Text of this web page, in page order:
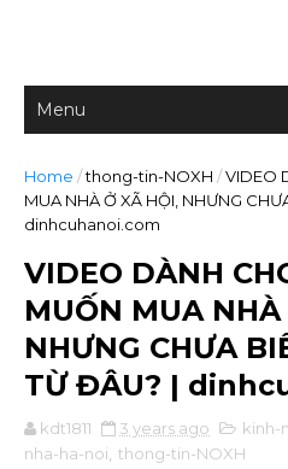
Home /thong-tin-NOXH /VIDEO
MUA NHÀ Ở XÃ HỘI, NHƯNG
dinhcuhanoi.com
VIDEO DÀNH
MUỐN MUA NHÀ
NHƯNG CHƯA
TỪ ĐÂU? |
kdt1811 3 years ago kinh-
nha-ha-noi thong-tin-NOXH